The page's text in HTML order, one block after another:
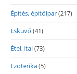
Építés, építőipar(217)
Esküvő (41)
Étel, ital(73)
Ezoterika(5)